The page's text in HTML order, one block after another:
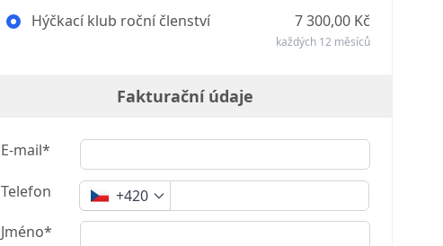
Hýčkací klub roční členství 7 300,00 Kč
každých 12 měsíců
Fakturační údaje
E-mail*
Telefon
+420
Jméno*